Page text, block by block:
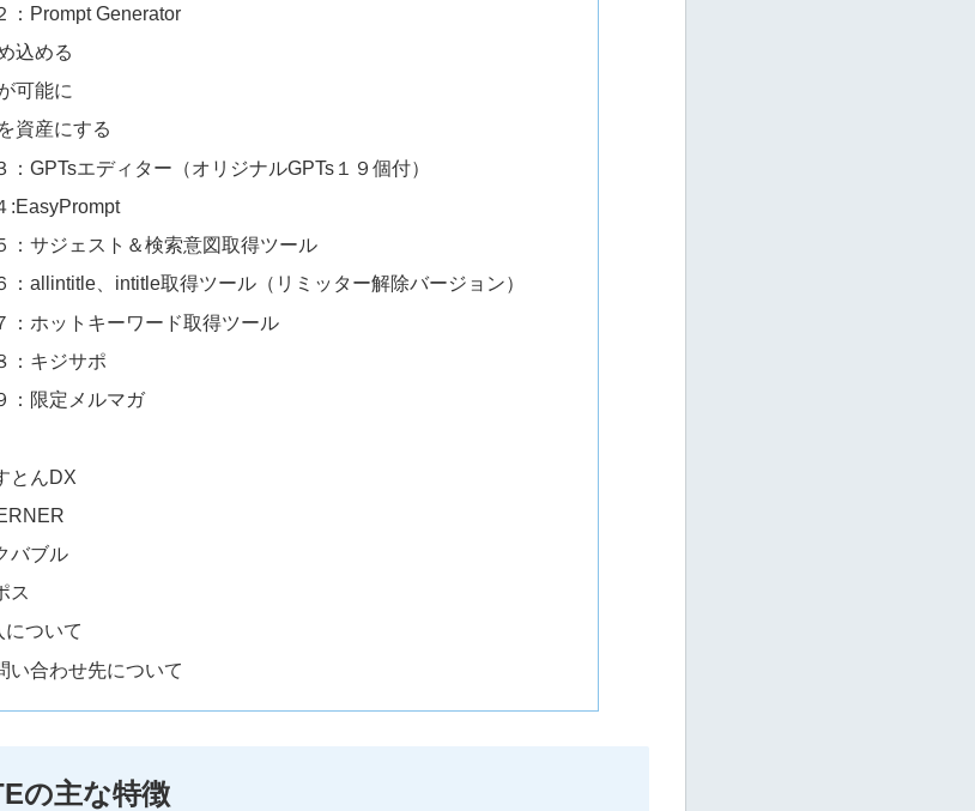
：Prompt Generator
込める
可能に
資産にする
GPTsエディター（オリジナルGPTs１９個付）
:EasyPrompt
：サジェスト＆検索意図取得ツール
：allintitle、intitle取得ツール（リミッター解除バージョン）
：ホットキーワード取得ツール
：キジサポ
：限定メルマガ
とんDX
バブル
ス
について
い合わせ先について
の主な特徴